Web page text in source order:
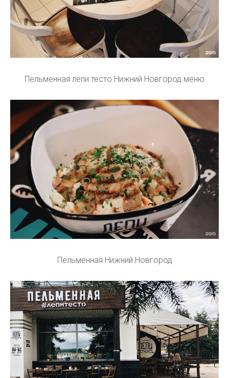
Пельменная лепи тесто Нижний Новгород меню
Пельменная Нижний Новгород